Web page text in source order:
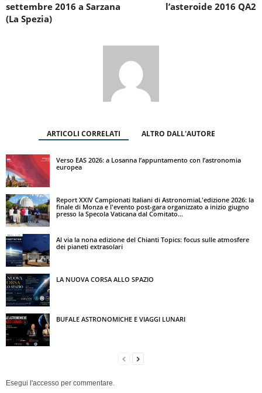
settembre 2016 a Sarzana
(La Spezia)
l’asteroide 2016 QA2
ARTICOLI CORRELATI ALTRO DALL'AUTORE
Verso EAS 2026: a Losanna l’appuntamento con l’astronomia
europea
Report XXIV Campionati Italiani di AstronomiaL'edizione 2026: la
finale di Monza e l'evento post-gara organizzato a inizio giugno
presso la Specola Vaticana dal Comitato...
Al via la nona edizione del Chianti Topics: focus sulle atmosfere
dei pianeti extrasolari
LA NUOVA CORSA ALLO SPAZIO
BUFALE ASTRONOMICHE E VIAGGI LUNARI
Esegui l'accesso per commentare.